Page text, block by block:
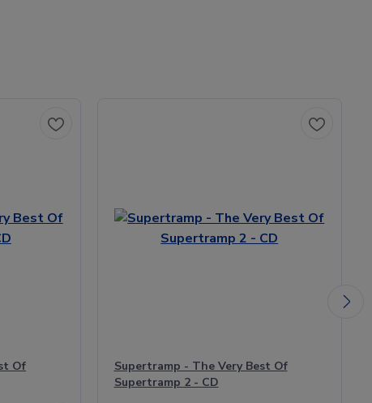
Of
Supertramp - The Very Best Of
Supertramp 2 - CD